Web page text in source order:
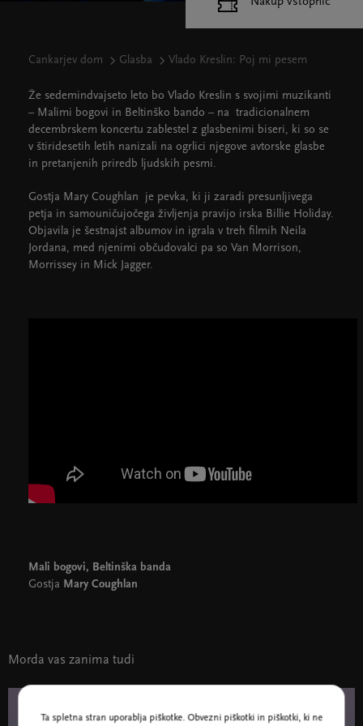
Cankarjev dom Glasba Vlado Kreslin: Poj mi pesem
Že sedemindvajseto leto bo Vlado Kreslin s svojimi muzikanti
– Malimi bogovi in Beltinško bando – na tradicionalnem
decembrskem koncertu zablestel z glasbenimi biseri, ki so se
v štiridesetih letih nanizali na ogrlici njegove avtorske glasbe
in pretanjenih priredb ljudskih pesmi.
Gostja Mary Coughlan je pevka, ki ji zaradi presunljivega
petja in samouničujočega življenja pravijo irska Billie Holiday.
Objavila je šestnajst albumov in igrala v treh filmih Neila
Jordana, med njenimi občudovalci pa so Van Morrison,
Morrissey in Mick Jagger.
Mali bogovi, Beltinška banda
Gostja Mary Coughlan
Morda vas zanima tudi
Glasba 27. okt. 19:30
Ta spletna stran uporablja piškotke. Obvezni piškotki in piškotki, ki ne